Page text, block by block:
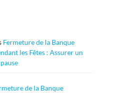
Fermeture de la Banque
les Fêtes : Assurer un
de la Banque